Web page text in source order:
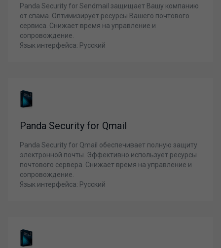
Panda Security for Sendmail защищает Вашу компанию
от спама. Оптимизирует ресурсы Вашего почтового
сервиса. Снижает время на управление и
сопровождение.
Язык интерфейса: Русский
Panda Security for Qmail
Panda Security for Qmail обеспечивает полную защиту
электронной почты. Эффективно использует ресурсы
почтового сервера. Снижает время на управление и
сопровождение.
Язык интерфейса: Русский